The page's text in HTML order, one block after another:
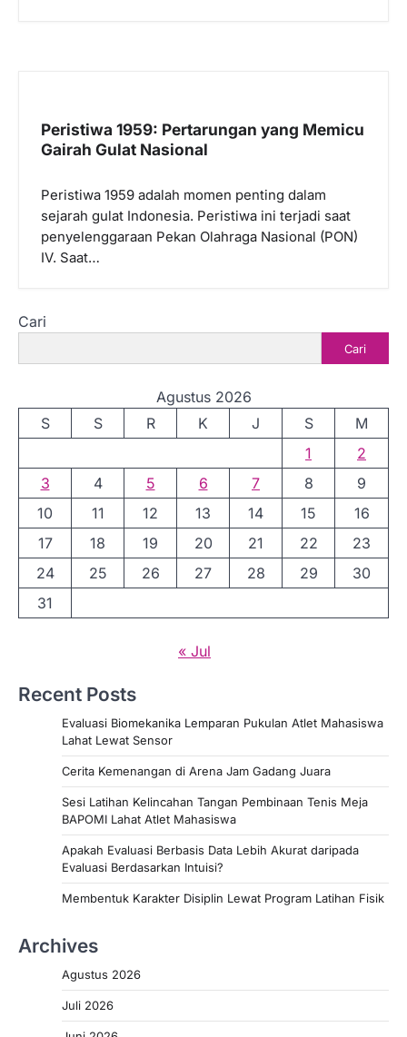
Peristiwa 1959: Pertarungan yang Memicu
Gairah Gulat Nasional
Peristiwa 1959 adalah momen penting dalam
sejarah gulat Indonesia. Peristiwa ini terjadi saat
penyelenggaraan Pekan Olahraga Nasional (PON)
IV. Saat…
Cari
Cari
Agustus 2026
S
S R K J S
M
1
2
3
4 5 6 7 8
9
10
11 12 13 14 15
16
17
18 19 20 21 22
23
24
25 26 27 28 29
30
31
« Jul
Recent Posts
Evaluasi Biomekanika Lemparan Pukulan Atlet Mahasiswa
Lahat Lewat Sensor
Cerita Kemenangan di Arena Jam Gadang Juara
Sesi Latihan Kelincahan Tangan Pembinaan Tenis Meja
BAPOMI Lahat Atlet Mahasiswa
Apakah Evaluasi Berbasis Data Lebih Akurat daripada
Evaluasi Berdasarkan Intuisi?
Membentuk Karakter Disiplin Lewat Program Latihan Fisik
Archives
Agustus 2026
Juli 2026